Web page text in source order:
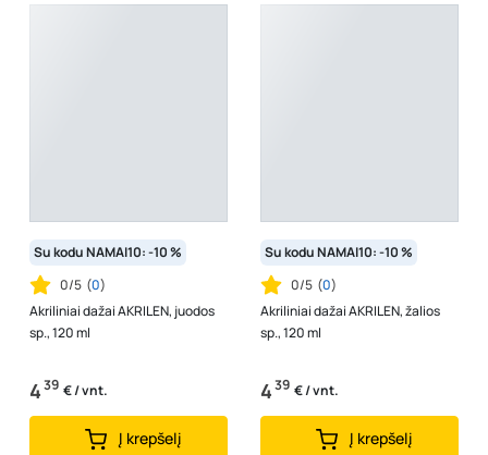
Su kodu NAMAI10: -10 %
0/5 (0)
Akriliniai dažai AKRILEN, juodos
sp., 120 ml
439 € / vnt.
Į krepšelį
Su kodu NAMAI10: -10 %
0/5 (0)
Akriliniai dažai AKRILEN, žalios
sp., 120 ml
439 € / vnt.
Į krepšelį